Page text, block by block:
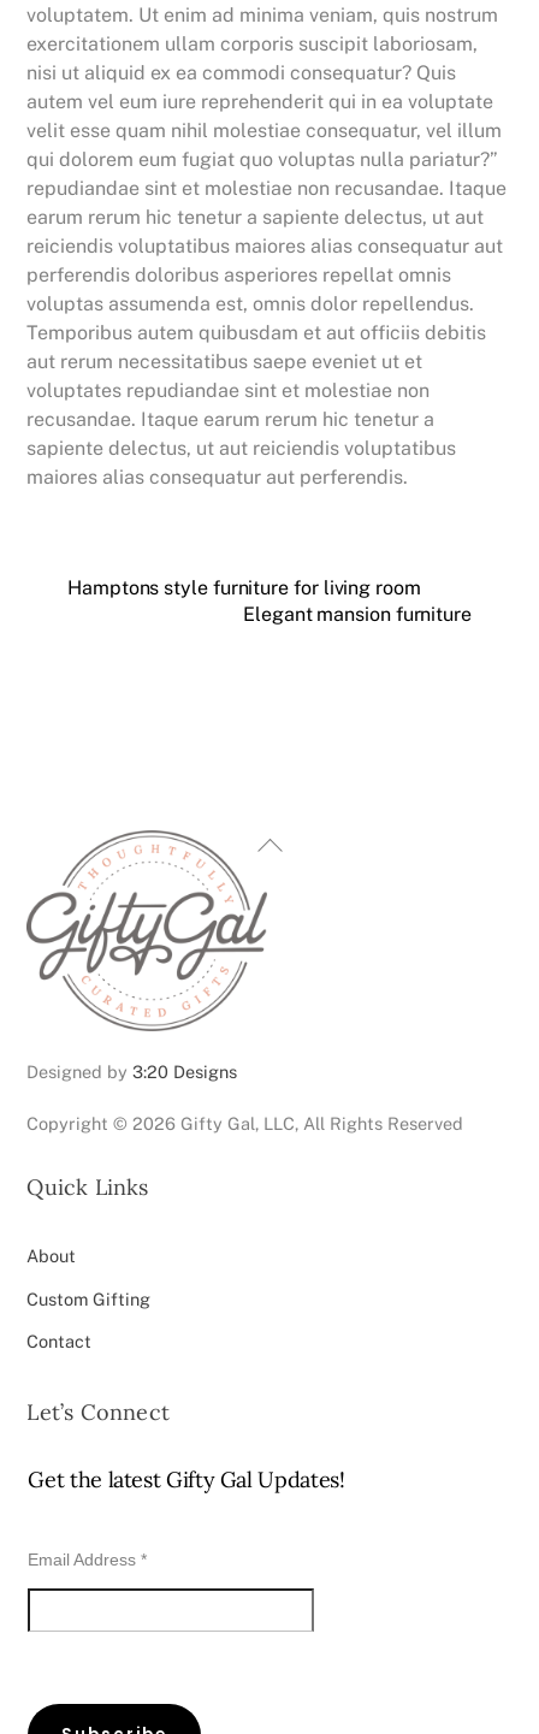
voluptatem. Ut enim ad minima veniam, quis nostrum
exercitationem ullam corporis suscipit laboriosam,
nisi ut aliquid ex ea commodi consequatur? Quis
autem vel eum iure reprehenderit qui in ea voluptate
velit esse quam nihil molestiae consequatur, vel illum
qui dolorem eum fugiat quo voluptas nulla pariatur?”
repudiandae sint et molestiae non recusandae. Itaque
earum rerum hic tenetur a sapiente delectus, ut aut
reiciendis voluptatibus maiores alias consequatur aut
perferendis doloribus asperiores repellat omnis
voluptas assumenda est, omnis dolor repellendus.
Temporibus autem quibusdam et aut officiis debitis
aut rerum necessitatibus saepe eveniet ut et
voluptates repudiandae sint et molestiae non
recusandae. Itaque earum rerum hic tenetur a
sapiente delectus, ut aut reiciendis voluptatibus
maiores alias consequatur aut perferendis.
Hamptons style furniture for living room
Elegant mansion furniture
Back
Designed by3:20 Designs
Copyright ©2026 Gifty Gal, LLC, All Rights Reserved
Quick Links
About
Custom Gifting
Contact
Let’s Connect
Get the latest Gifty Gal Updates!
Email Address*